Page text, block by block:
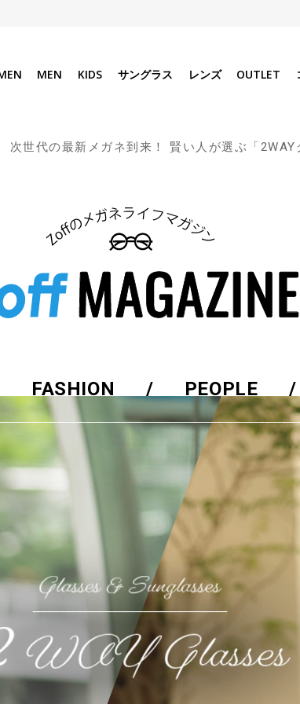
MEN KIDS サングラス レンズ OUTLET
次世代の最新メガネ到来！ 賢い人が選ぶ「2WAY
FASHION PEOPLE